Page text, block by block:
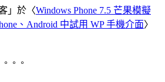
」於〈Windows Phone 7.5 芒果模擬
、Android 中試用 WP 手機介面〉
。。